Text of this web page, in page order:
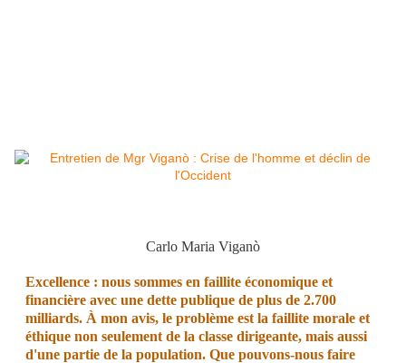
Carlo Maria Viganò
Excellence : nous sommes en faillite économique et
financière avec une dette publique de plus de 2.700
milliards. À mon avis, le problème est la faillite morale et
éthique non seulement de la classe dirigeante, mais aussi
d'une partie de la population. Que pouvons-nous faire